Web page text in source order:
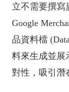
立不需要撰寫
Google
品資料檔
料來生成並展
對性，吸引潛